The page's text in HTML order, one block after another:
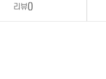
리뷰()